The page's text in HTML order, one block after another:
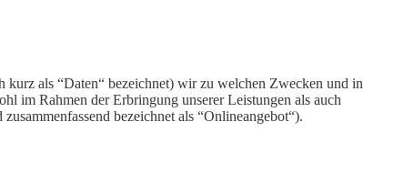
als “Daten“ bezeichnet) wir zu welchen Zwecken und in
im Rahmen der Erbringung unserer Leistungen als auch
bezeichnet als “Onlineangebot“).